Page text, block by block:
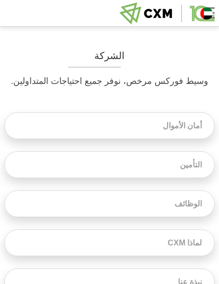
الشركة
وسيط فوركس مرخص، نوفر جميع احتياجات المتداولين.
أمان الأموال
التأمين
الوظائف
لماذا CXM
نبذة عنا